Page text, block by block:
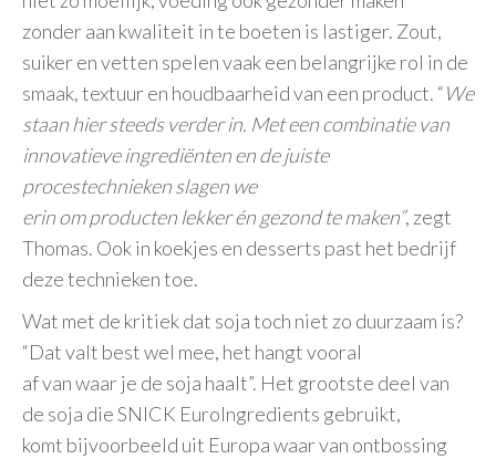
zonder aan kwaliteit in te boeten is lastiger. Zout,
suiker en vetten spelen vaak een belangrijke rol in de
smaak, textuur en houdbaarheid van een product. “We
staan hier steeds verder in. Met een combinatie van
innovatieve ingrediënten en de juiste
procestechnieken slagen we
erin om producten lekker én gezond te maken”, zegt
Thomas. Ook in koekjes en desserts past het bedrijf
deze technieken toe.
Wat met de kritiek dat soja toch niet zo duurzaam is?
“Dat valt best wel mee, het hangt vooral
af van waar je de soja haalt”. Het grootste deel van
de soja die SNICK EuroIngredients gebruikt,
komt bijvoorbeeld uit Europa waar van ontbossing